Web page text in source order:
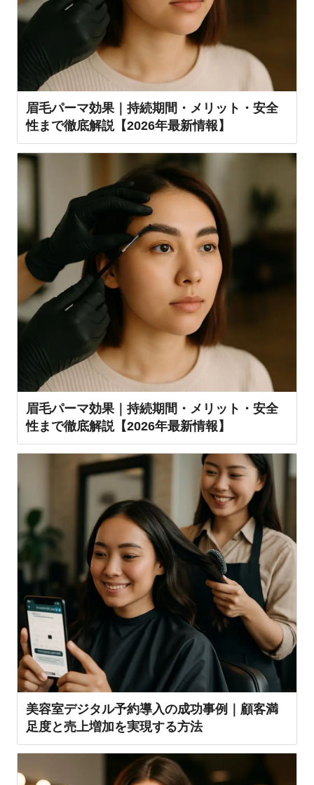
眉毛パーマ効果｜持続期間・メリット・安全
性まで徹底解説【2026年最新情報】
眉毛パーマ効果｜持続期間・メリット・安全
性まで徹底解説【2026年最新情報】
美容室デジタル予約導入の成功事例｜顧客満
足度と売上増加を実現する方法